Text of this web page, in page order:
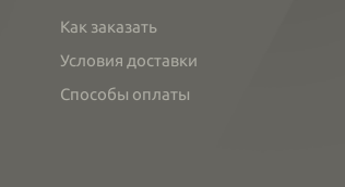
Как заказать
Условия доставки
Способы оплаты